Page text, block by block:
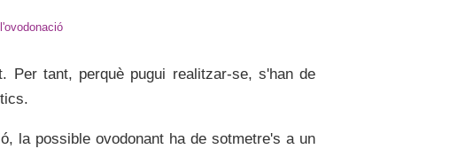
Per tant, perquè pugui realitzar-se, s'han de
la possible ovodonant ha de sotmetre's a un